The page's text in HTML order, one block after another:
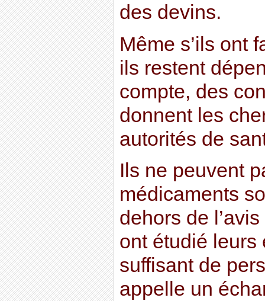
des devins.
Même s’ils ont
ils restent
compte, des
donnent les
autorités de
Ils ne peuvent
médicaments
dehors de
ont étudié leurs
suffisant de
appelle un